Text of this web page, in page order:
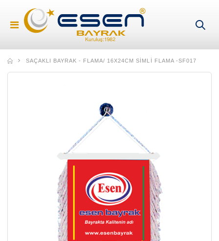
SAÇAKLI BAYRAK - FLAMA/ 16X24CM SIMLI FLAMA -SF017